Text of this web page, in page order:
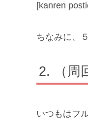
[kanren
ちなみに、
（
いつもはフ